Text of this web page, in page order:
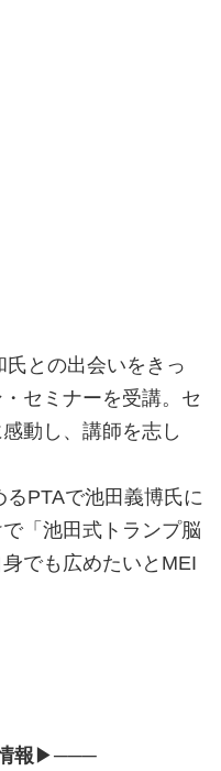
との出会いをきっ
セミナーを受講。セ
動し、講師を志し
PTAで池田義博氏に
「池田式トランプ脳
でも広めたいとMEI
報▶───